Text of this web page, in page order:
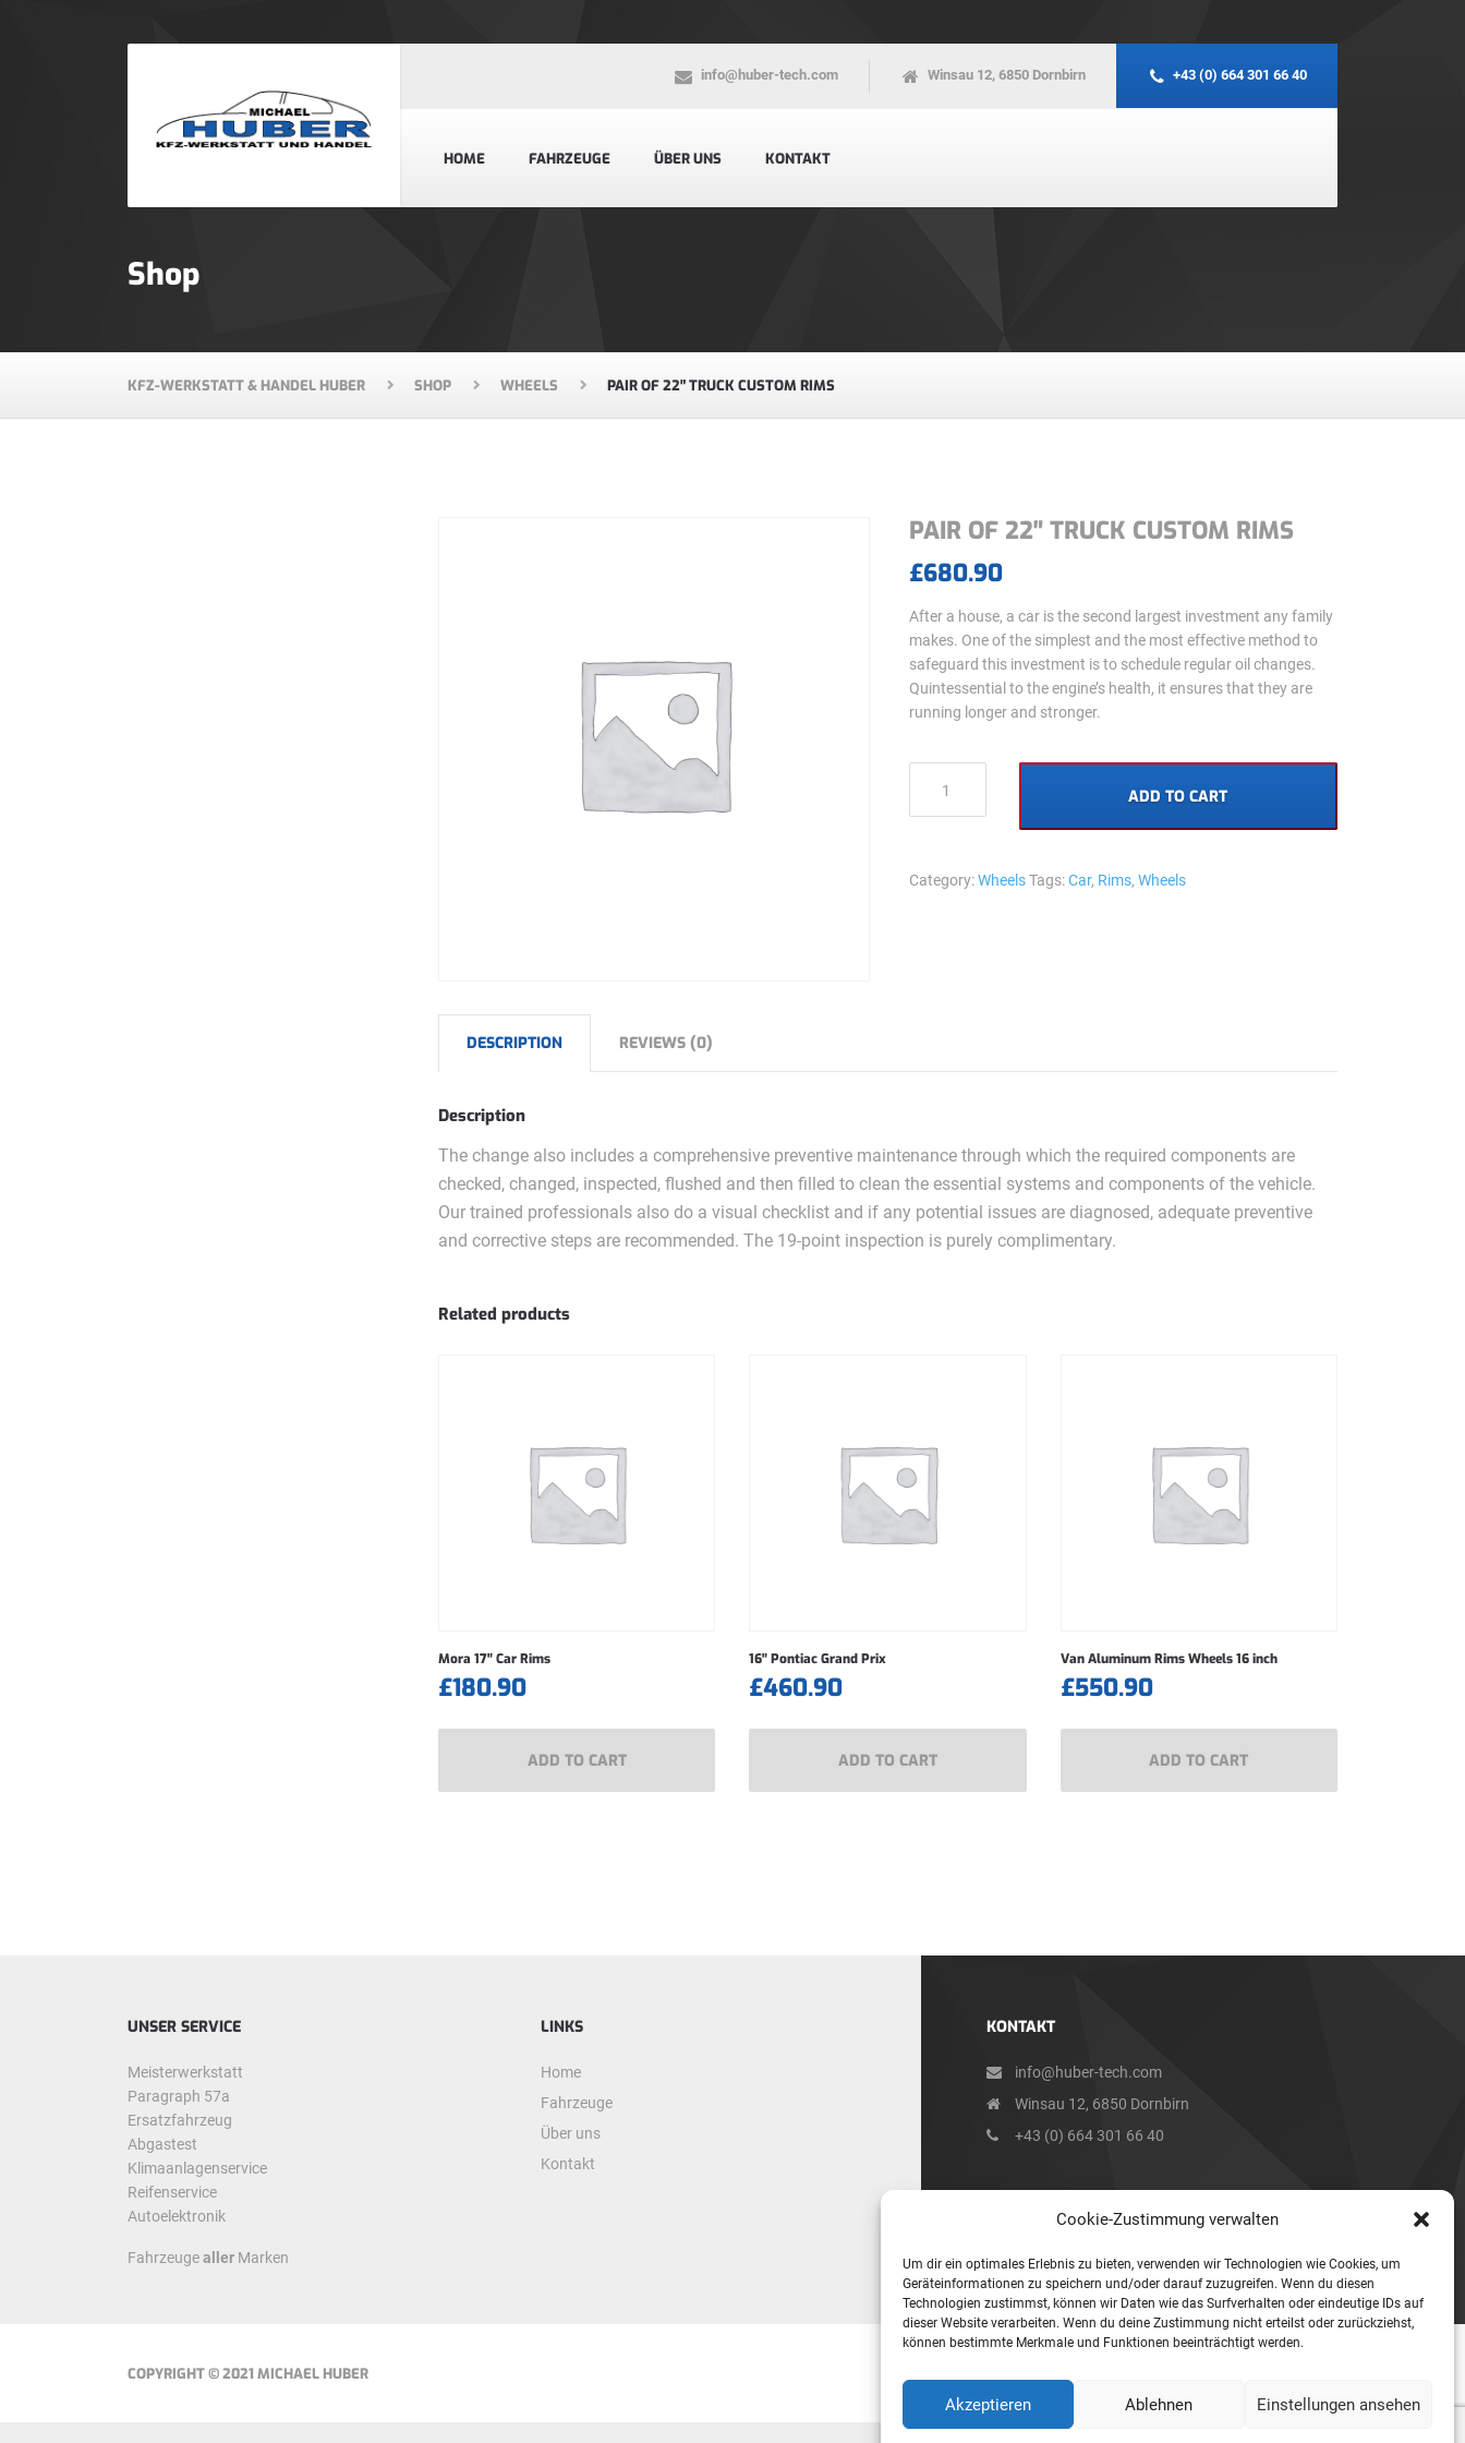
Cookie-Zustimmung verwalten
Um dir ein optimales Erlebnis zu bieten, verwenden wir Technologien wie Cookies, um
Geräteinformationen zu speichern und/oder darauf zuzugreifen. Wenn du diesen
Technologien zustimmst, können wir Daten wie das Surfverhalten oder eindeutige IDs auf
dieser Website verarbeiten. Wenn du deine Zustimmung nicht erteilst oder zurückziehst,
können bestimmte Merkmale und Funktionen beeinträchtigt werden.
Akzeptieren Ablehnen Einstellungen ansehen
HOME FAHRZEUGE ÜBER UNS KONTAKT
info@huber-tech.com Winsau 12, 6850 Dornbirn +43 (0) 664 301 66 40
Shop
KFZ-WERKSTATT & HANDEL HUBER SHOP WHEELS PAIR OF 22″ TRUCK CUSTOM RIMS
PAIR OF 22″ TRUCK CUSTOM RIMS
£680.90
After a house, a car is the second largest investment any family
makes. One of the simplest and the most effective method to
safeguard this investment is to schedule regular oil changes.
Quintessential to the engine’s health, it ensures that they are
running longer and stronger.
22"
RIMS
ADD TO CART
Category:WheelsTags:Car, Rims, Wheels
DESCRIPTION REVIEWS (0)
Description
The change also includes a comprehensive preventive maintenance through which the required components are
checked, changed, inspected, flushed and then filled to clean the essential systems and components of the vehicle.
Our trained professionals also do a visual checklist and if any potential issues are diagnosed, adequate preventive
and corrective steps are recommended. The 19-point inspection is purely complimentary.
Related products
Mora 17″ Car Rims
£180.90
ADD TO CART
16″ Pontiac Grand Prix
£460.90
ADD TO CART
Van Aluminum Rims Wheels 16 inch
£550.90
ADD TO CART
KONTAKT
info@huber-tech.com
Winsau 12, 6850 Dornbirn
+43 (0) 664 301 66 40
UNSER SERVICE
Meisterwerkstatt
Paragraph 57a
Ersatzfahrzeug
Abgastest
Klimaanlagenservice
Reifenservice
Autoelektronik
Fahrzeugealler Marken
LINKS
Home
Fahrzeuge
Über uns
Kontakt
COPYRIGHT © 2021 MICHAEL HUBER